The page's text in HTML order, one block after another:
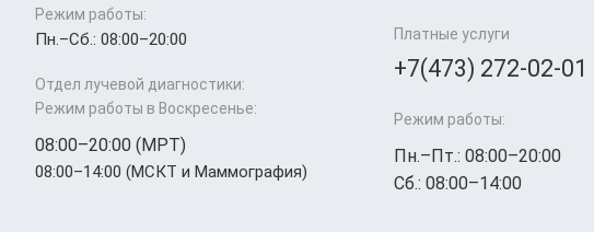
Режим работы:
Пн.–Cб.: 08:00–20:00
Отдел лучевой диагностики:
Режим работы в Воскресенье:
08:00–20:00 (МРТ)
08:00–14:00 (МСКТ и Маммография)
Платные услуги
+7(473) 272-02-01
Режим работы:
Пн.–Пт.: 08:00–20:00
Сб.: 08:00–14:00